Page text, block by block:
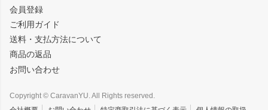
会員登録
ご利用ガイド
送料・支払方法について
商品の返品
お問い合わせ
Copyright © CaravanYU. All Rights reserved.